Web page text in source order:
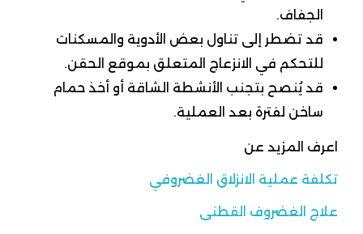
الجفاف.
قد تضطر إلى تناول بعض الأدوية والمسكنات
للتحكم في الانزعاج المتعلق بموقع الحقن.
قد يُنصح بتجنب الأنشطة الشاقة أو أخذ حمام
ساخن لفترة بعد العملية.
اعرف المزيد عن
تكلفة عملية الانزلاق الغضروفي
علاج الغضروف القطنى